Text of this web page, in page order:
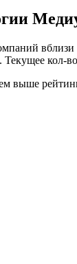
Текущее кол-
выше